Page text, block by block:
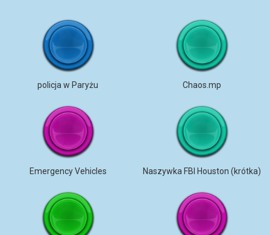
policja w Paryżu Chaos.mp
Emergency Vehicles Naszywka FBI Houston (krótka)